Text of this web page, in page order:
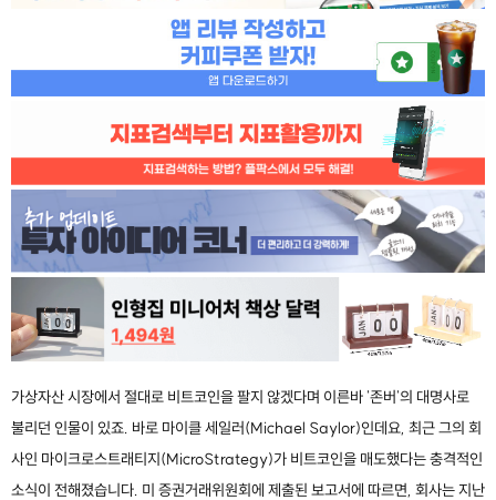
가상자산 시장에서 절대로 비트코인을 팔지 않겠다며 이른바 '존버'의 대명사로
불리던 인물이 있죠. 바로 마이클 세일러(Michael Saylor)인데요, 최근 그의 회
사인 마이크로스트래티지(MicroStrategy)가 비트코인을 매도했다는 충격적인
소식이 전해졌습니다. 미 증권거래위원회에 제출된 보고서에 따르면, 회사는 지난